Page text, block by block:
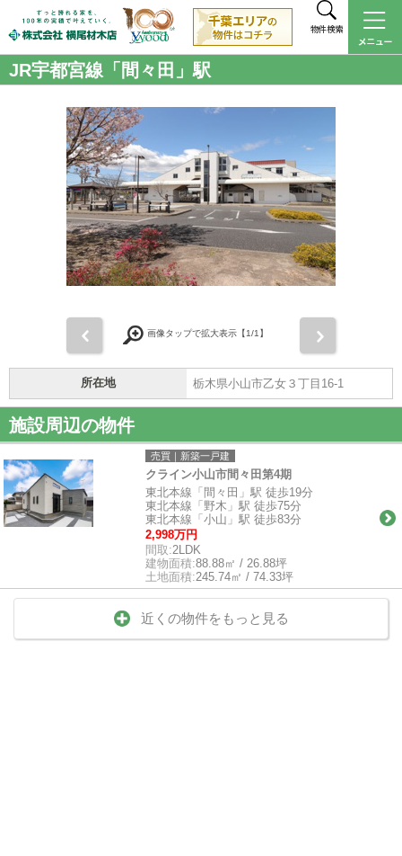
物件検索
JR宇都宮線「間々田」駅
画像タップで拡大表示【1/1】
所在地 栃木県小山市乙女３丁目16-1
施設周辺の物件
売買｜新築一戸建
クライン小山市間々田第4期
東北本線「間々田」駅 徒歩19分
東北本線「野木」駅 徒歩75分
東北本線「小山」駅 徒歩83分
2,998万円
間取:2LDK
建物面積:88.88㎡ / 26.88坪
土地面積:245.74㎡ / 74.33坪
近くの物件をもっと見る